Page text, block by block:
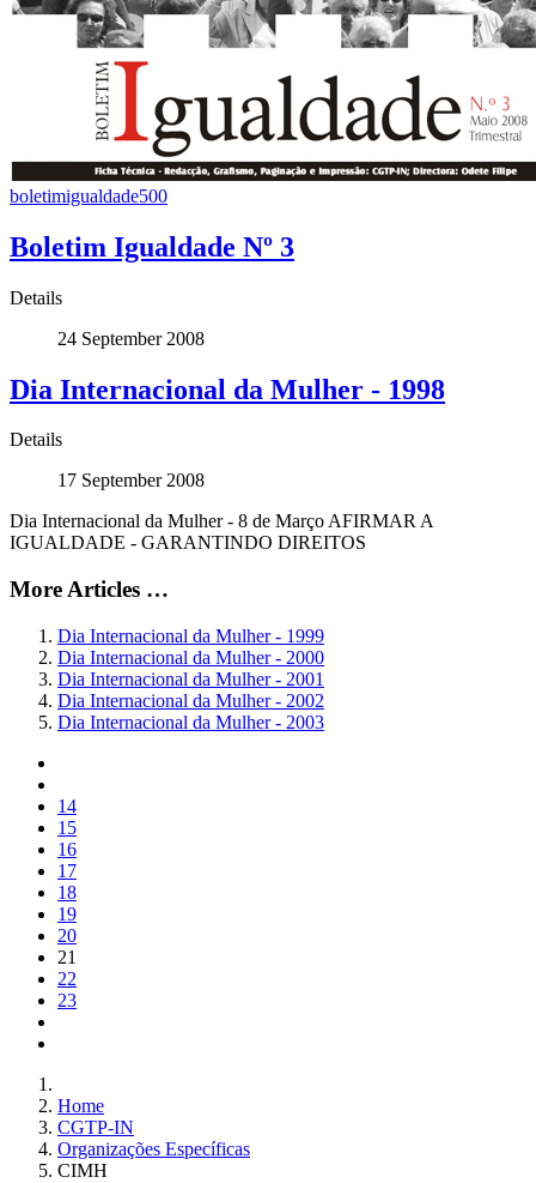
boletimigualdade500
Boletim Igualdade Nº 3
Details
24 September 2008
Dia Internacional da Mulher - 1998
Details
17 September 2008
Dia Internacional da Mulher - 8 de Março AFIRMAR A
IGUALDADE - GARANTINDO DIREITOS
More Articles …
Dia Internacional da Mulher - 1999
Dia Internacional da Mulher - 2000
Dia Internacional da Mulher - 2001
Dia Internacional da Mulher - 2002
Dia Internacional da Mulher - 2003
14
15
16
17
18
19
20
21
22
23
Home
CGTP-IN
Organizações Específicas
CIMH